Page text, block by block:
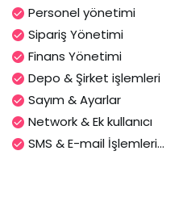
Personel yönetimi
Sipariş Yönetimi
Finans Yönetimi
Depo & Şirket işlemleri
Sayım & Ayarlar
Network & Ek kullanıcı
SMS & E-mail İşlemleri...